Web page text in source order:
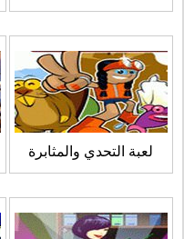
لعبة التحدي والمثابرة